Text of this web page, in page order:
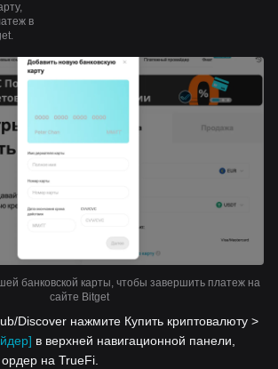
в
банковской карты, чтобы завершить платеж на
сайте Bitget
Discover нажмите Купить криптовалюту >
в верхней навигационной панели,
на TrueFi.